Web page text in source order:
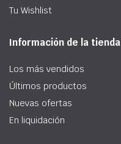
Tu Wishlist
Información de la tienda
Los más vendidos
Últimos productos
Nuevas ofertas
En liquidación